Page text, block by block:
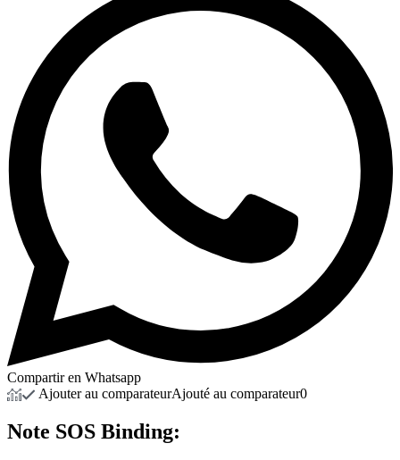
Compartir en Whatsapp
Ajouter au comparateurAjouté au comparateur0
Note SOS Binding: